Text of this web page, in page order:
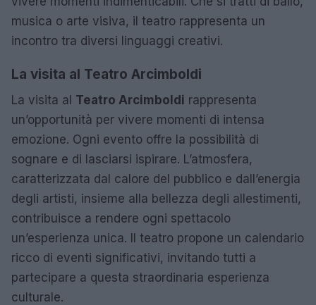
musica o arte visiva, il teatro rappresenta un
incontro tra diversi linguaggi creativi.
La visita al Teatro Arcimboldi
La visita al Teatro Arcimboldi rappresenta
un’opportunità per vivere momenti di intensa
emozione. Ogni evento offre la possibilità di
sognare e di lasciarsi ispirare. L’atmosfera,
caratterizzata dal calore del pubblico e dall’energia
degli artisti, insieme alla bellezza degli allestimenti,
contribuisce a rendere ogni spettacolo
un’esperienza unica. Il teatro propone un calendario
ricco di eventi significativi, invitando tutti a
partecipare a questa straordinaria esperienza
culturale.